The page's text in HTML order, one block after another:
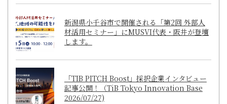
新潟県小千谷市で開催される「第2回 外部人
材活用セミナー」にMUSVI代表・阪井が登壇
します。
「TIB PITCH Boost」採択企業インタビュー
記事公開！（TiB Tokyo Innovation Base
2026/07/27)